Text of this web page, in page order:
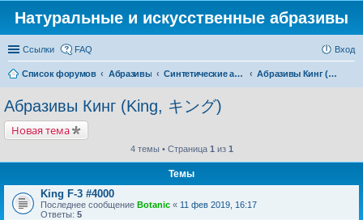
Натуральные и искусственные абразивы
Ссылки FAQ Вход
Список форумов Абразивы Синтетические абразивы Абразивы Кинг (King, キング)
Абразивы Кинг (King, キング)
Новая тема
4 темы • Страница 1 из 1
Темы
King F-3 #4000
Последнее сообщение Botanic « 11 фев 2019, 16:17
Ответы: 5